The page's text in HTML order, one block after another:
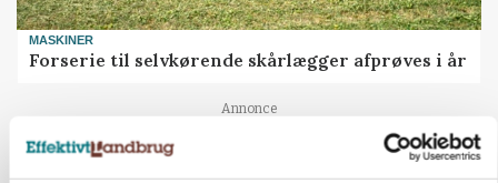
MASKINER
Forserie til selvkørende skårlægger afprøves i år
Annonce
ARRANGEMENT
Markvandring sætter fokus på elefantgræs